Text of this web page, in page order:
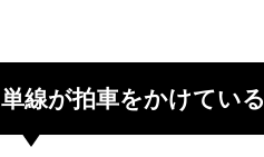
単線が拍車をかけている